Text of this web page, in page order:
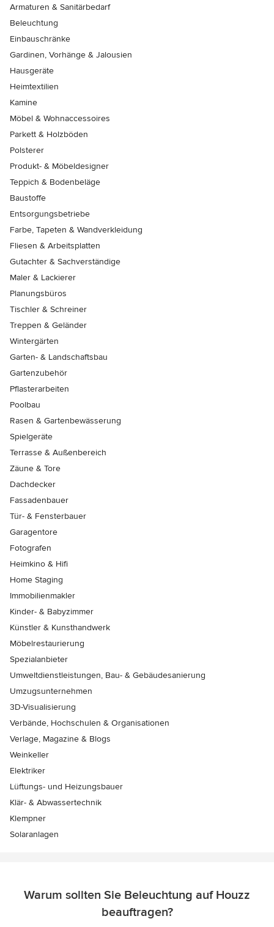
Armaturen & Sanitärbedarf
Beleuchtung
Einbauschränke
Gardinen, Vorhänge & Jalousien
Hausgeräte
Heimtextilien
Kamine
Möbel & Wohnaccessoires
Parkett & Holzböden
Polsterer
Produkt- & Möbeldesigner
Teppich & Bodenbeläge
Baustoffe
Entsorgungsbetriebe
Farbe, Tapeten & Wandverkleidung
Fliesen & Arbeitsplatten
Gutachter & Sachverständige
Maler & Lackierer
Planungsbüros
Tischler & Schreiner
Treppen & Geländer
Wintergärten
Garten- & Landschaftsbau
Gartenzubehör
Pflasterarbeiten
Poolbau
Rasen & Gartenbewässerung
Spielgeräte
Terrasse & Außenbereich
Zäune & Tore
Dachdecker
Fassadenbauer
Tür- & Fensterbauer
Garagentore
Fotografen
Heimkino & Hifi
Home Staging
Immobilienmakler
Kinder- & Babyzimmer
Künstler & Kunsthandwerk
Möbelrestaurierung
Spezialanbieter
Umweltdienstleistungen, Bau- & Gebäudesanierung
Umzugsunternehmen
3D-Visualisierung
Verbände, Hochschulen & Organisationen
Verlage, Magazine & Blogs
Weinkeller
Elektriker
Lüftungs- und Heizungsbauer
Klär- & Abwassertechnik
Klempner
Solaranlagen
Warum sollten Sie Beleuchtung auf Houzz
beauftragen?